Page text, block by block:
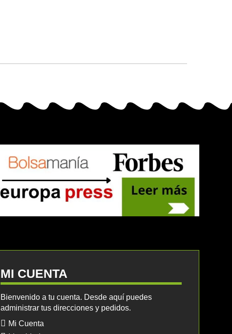
MI CUENTA
Bienvenido a tu cuenta. Desde aquí puedes
administrar tus direcciones y pedidos.
Mi Cuenta